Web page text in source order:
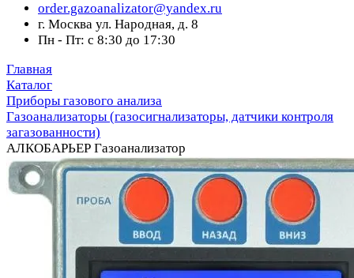
order.gazoanalizator@yandex.ru
г. Москва ул. Народная, д. 8
Пн - Пт: с 8:30 до 17:30
Главная
Каталог
Приборы газового анализа
Газоанализаторы (газосигнализаторы, датчики контроля
загазованности)
АЛКОБАРЬЕР Газоанализатор